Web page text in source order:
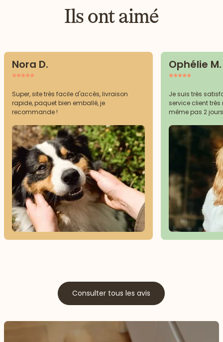
Ils ont aimé
Nora D.
Super, site très facile d'accès, livraison
rapide, paquet bien emballé, je
recommande !
Ophélie M.
Je suis très
service client
même pas 2
Consulter tous les avis